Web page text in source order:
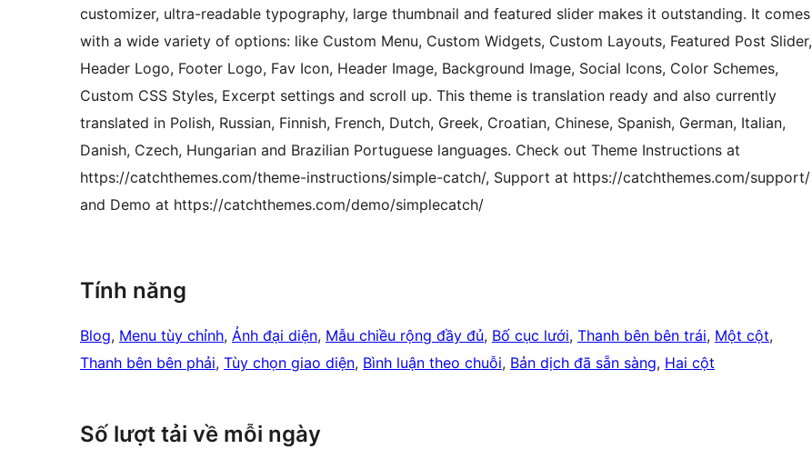
customizer, ultra-readable typography, large thumbnail and featured slider makes it outstanding. It comes
with a wide variety of options: like Custom Menu, Custom Widgets, Custom Layouts, Featured Post Slider,
Header Logo, Footer Logo, Fav Icon, Header Image, Background Image, Social Icons, Color Schemes,
Custom CSS Styles, Excerpt settings and scroll up. This theme is translation ready and also currently
translated in Polish, Russian, Finnish, French, Dutch, Greek, Croatian, Chinese, Spanish, German, Italian,
Danish, Czech, Hungarian and Brazilian Portuguese languages. Check out Theme Instructions at
https://catchthemes.com/theme-instructions/simple-catch/, Support at https://catchthemes.com/support/
and Demo at https://catchthemes.com/demo/simplecatch/
Tính năng
Blog, Menu tùy chỉnh, Ảnh đại diện, Mẫu chiều rộng đầy đủ, Bố cục lưới, Thanh bên bên trái, Một cột
Thanh bên bên phải, Tùy chọn giao diện, Bình luận theo chuỗi, Bản dịch đã sẵn sàng, Hai cột
Số lượt tải về mỗi ngày